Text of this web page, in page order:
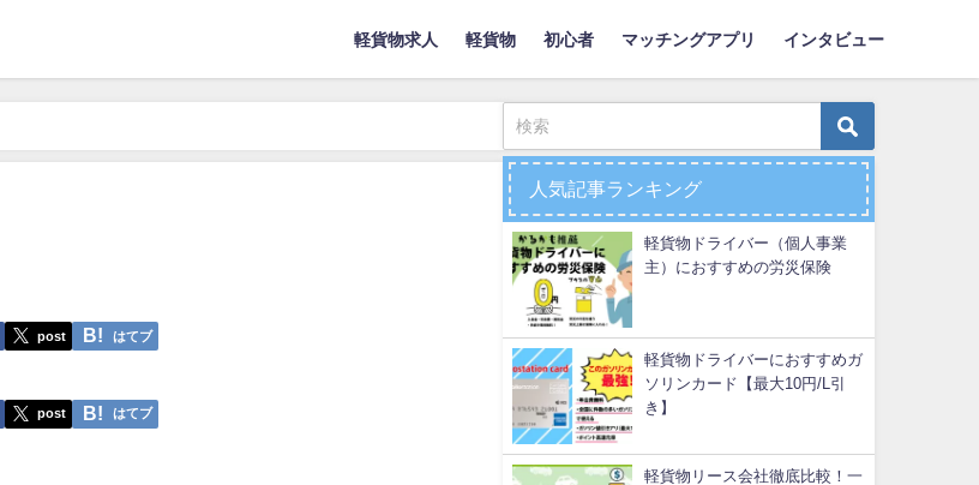
軽貨物求人 軽貨物 初心者 マッチングアプリ インタビュー
post はてブ
post はてブ
人気記事ランキング
軽貨物ドライバー（個人事業
主）におすすめの労災保険
軽貨物ドライバーにおすすめガ
ソリンカード【最大10円/L引
き】
軽貨物リース会社徹底比較！一